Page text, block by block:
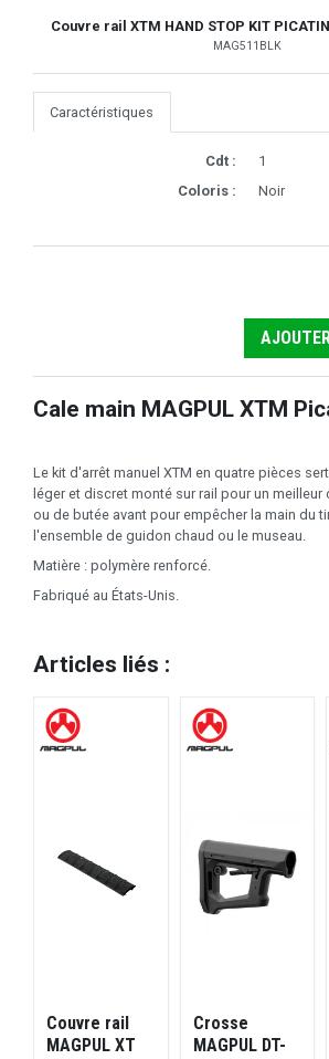
Couvre rail XTM HAND STOP KIT
MAG511BLK
Caractéristiques
Cdt :
1
Coloris :
Noir
Cale main MAGPUL XTM
Le kit d'arrêt manuel XTM en quatre pièces
léger et discret monté sur rail pour un meilleur
ou de butée avant pour empêcher la main du
l'ensemble de guidon chaud ou le museau.
Matière : polymère renforcé.
Fabriqué au États-Unis.
Articles liés :
Couvre rail
MAGPUL XT
Crosse
MAGPUL DT-